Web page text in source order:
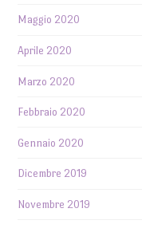
Maggio 2020
Aprile 2020
Marzo 2020
Febbraio 2020
Gennaio 2020
Dicembre 2019
Novembre 2019